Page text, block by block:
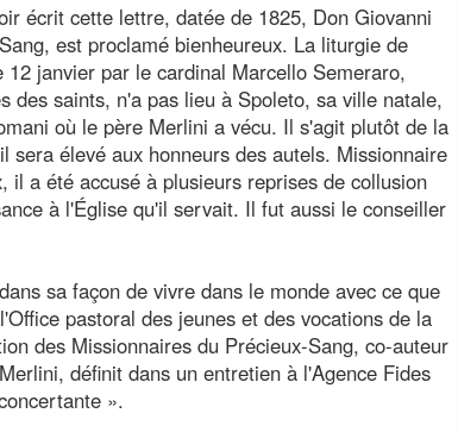
écrit cette lettre, datée de 1825, Don Giovanni
est proclamé bienheureux. La liturgie de
janvier par le cardinal Marcello Semeraro,
des saints, n'a pas lieu à Spoleto, sa ville natale,
où le père Merlini a vécu. Il s'agit plutôt de la
sera élevé aux honneurs des autels. Missionnaire
il a été accusé à plusieurs reprises de collusion
à l'Église qu'il servait. Il fut aussi le conseiller
sa façon de vivre dans le monde avec ce que
pastoral des jeunes et des vocations de la
des Missionnaires du Précieux-Sang, co-auteur
définit dans un entretien à l'Agence Fides
».